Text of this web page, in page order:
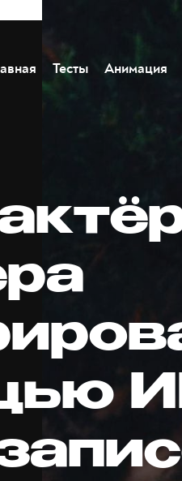
Тесты Анимация